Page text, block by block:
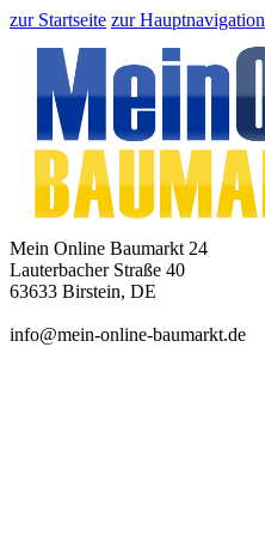
zur Startseite zur Hauptnavigation
Mein Online Baumarkt 24
Lauterbacher Straße 40
63633 Birstein, DE
info@mein-online-baumarkt.de